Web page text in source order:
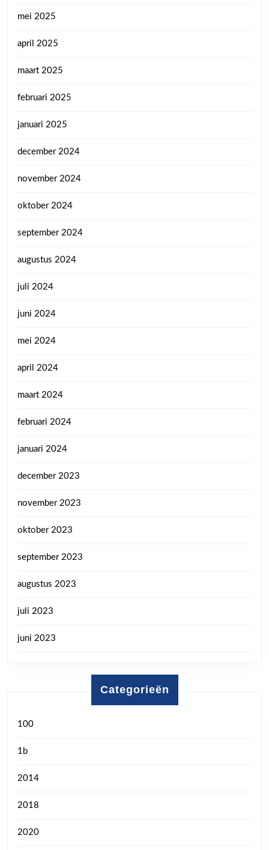
mei 2025
april 2025
maart 2025
februari 2025
januari 2025
december 2024
november 2024
oktober 2024
september 2024
augustus 2024
juli 2024
juni 2024
mei 2024
april 2024
maart 2024
februari 2024
januari 2024
december 2023
november 2023
oktober 2023
september 2023
augustus 2023
juli 2023
juni 2023
Categorieën
100
1b
2014
2018
2020